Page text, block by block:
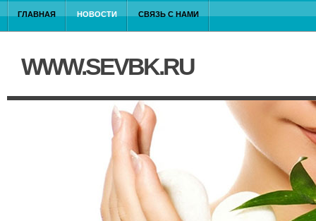
ГЛАВНАЯ НОВОСТИ СВЯЗЬ С НАМИ
WWW.SEVBK.RU